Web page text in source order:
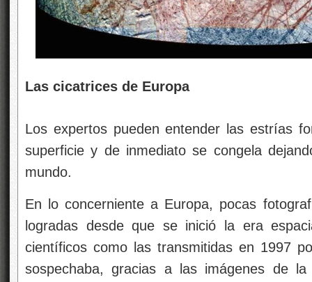
Las cicatrices de Europa
Los expertos pueden entender las estrías
superficie y de inmediato se congela
mundo.
En lo concerniente a Europa, pocas
logradas desde que se inició la era
científicos como las transmitidas en 1997
sospechaba, gracias a las imágenes de